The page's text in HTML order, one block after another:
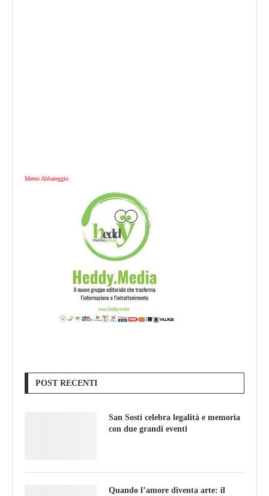
Meteo Abbateggio
POST RECENTI
San Sosti celebra legalità e memoria
con due grandi eventi
Quando l’amore diventa arte: il